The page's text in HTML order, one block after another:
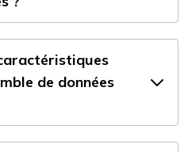
de données